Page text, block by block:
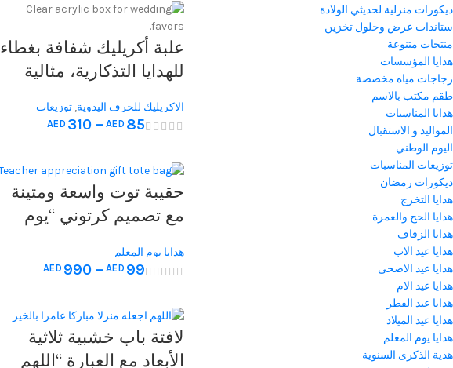
ديكورات منزلية لحديثي الولادة
ستاندات عرض وحلول تخزين
منتجات متنوعة
هدايا المؤسسات
زجاجات مياه مخصصة
طقم مكتب بالاسم
هدايا المناسبات
المواليد و الاستقبال
اليوم الوطني
توزيعات المناسبات
ديكورات رمضان
هدايا التخرج
هدايا الحج والعمرة
هدايا الزفاف
هدايا عيد الاب
هدايا عيد الاضحى
هدايا عيد الام
هدايا عيد الفطر
هدايا عيد الميلاد
هدايا يوم المعلم
هدية الذكرى السنوية
علبة أكريليك شفافة بغطاء
للهدايا التذكارية، مثالية
والمناسبات، بحجم 5 سم ×
الاكريليك للحرف اليدوية, توزيعات
المناسبات
AED 85
–
AED 310
حقيبة توت واسعة ومتينة
مع تصميم كرتوني “يوم
المثالية للمعلمين
هدايا يوم المعلم
AED 99
–
AED 990
لافتة باب خشبية ثلاثية
الأبعاد مع العبارة “اللهم